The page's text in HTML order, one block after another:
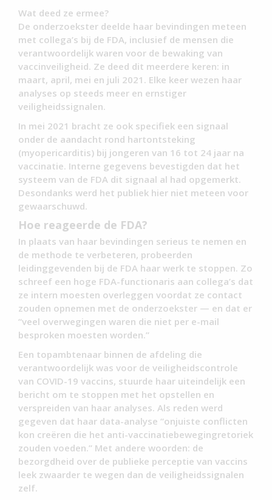
Wat deed ze ermee?
De onderzoekster deelde haar bevindingen meteen
met collega’s bij de FDA, inclusief de mensen die
verantwoordelijk waren voor de bewaking van
vaccinveiligheid. Ze deed dit meerdere keren: in
maart, april, mei en juli 2021. Elke keer wezen haar
analyses op steeds meer en ernstiger
veiligheidssignalen.
In mei 2021 bracht ze ook specifiek een signaal
onder de aandacht rond hartontsteking
(myopericarditis) bij jongeren van 16 tot 24 jaar na
vaccinatie. Interne gegevens bevestigden dat het
systeem van de FDA dit signaal al had opgemerkt.
Desondanks werd het publiek hier niet meteen voor
gewaarschuwd.
Hoe reageerde de FDA?
In plaats van haar bevindingen serieus te nemen en
de methode te verbeteren, probeerden
leidinggevenden bij de FDA haar werk te stoppen. Zo
schreef een hoge FDA-functionaris aan collega’s dat
ze intern moesten overleggen voordat ze contact
zouden opnemen met de onderzoekster — en dat er
“veel overwegingen waren die niet per e-mail
besproken moesten worden.”
Een topambtenaar binnen de afdeling die
verantwoordelijk was voor de veiligheidscontrole
van COVID-19 vaccins, stuurde haar uiteindelijk een
bericht om te stoppen met het opstellen en
verspreiden van haar analyses. Als reden werd
gegeven dat haar data-analyse “onjuiste conflicten
kon creëren die het anti-vaccinatiebewegingretoriek
zouden voeden.” Met andere woorden: de
bezorgdheid over de publieke perceptie van vaccins
leek zwaarder te wegen dan de veiligheidssignalen
zelf.